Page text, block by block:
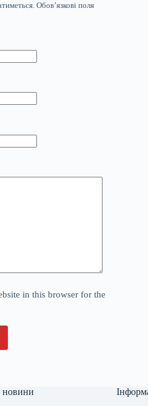
Обов’язкові поля
in this browser for the
новини